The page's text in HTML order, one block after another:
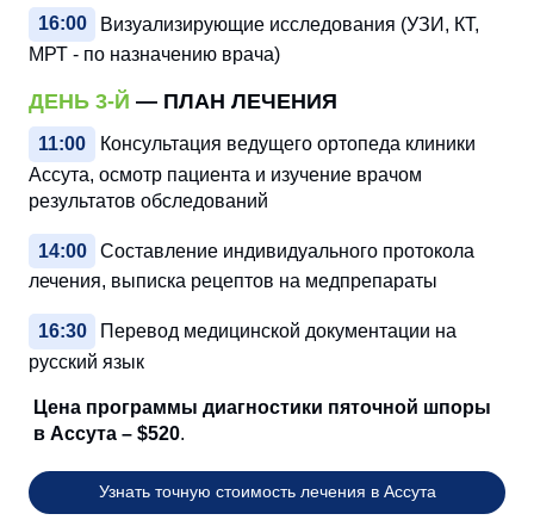
16:00
Визуализирующие исследования (УЗИ, КТ,
МРТ - по назначению врача)
ДЕНЬ 3-Й — ПЛАН ЛЕЧЕНИЯ
11:00
Консультация ведущего ортопеда клиники
Ассута, осмотр пациента и изучение врачом
результатов обследований
14:00
Составление индивидуального протокола
лечения, выписка рецептов на медпрепараты
16:30
Перевод медицинской документации на
русский язык
Цена программы диагностики пяточной шпоры
в Ассута – $520.
Узнать точную стоимость лечения в Ассута